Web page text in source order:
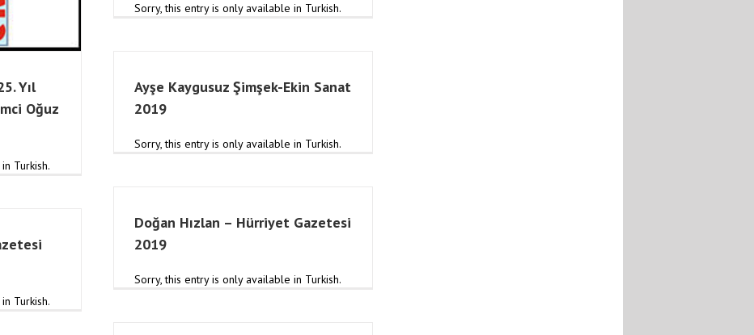
Sorry, this entry is only available in Turkish.
Yıl
Oğuz
Turkish.
Ayşe Kaygusuz Şimşek-Ekin Sanat
2019
Sorry, this entry is only available in Turkish.
Doğan Hızlan – Hürriyet Gazetesi
2019
Sorry, this entry is only available in Turkish.
Turkish.